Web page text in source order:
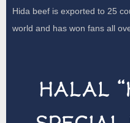
Hida beef is exported to 25
world and has won fans all